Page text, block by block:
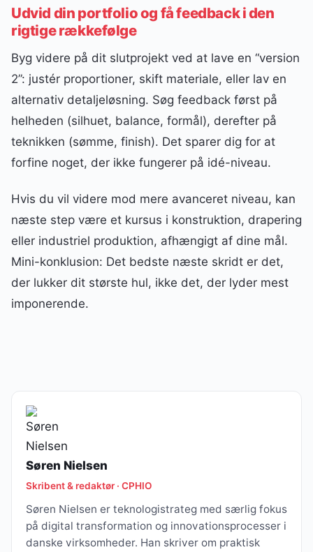
Udvid din portfolio og få feedback i den
rigtige rækkefølge
Byg videre på dit slutprojekt ved at lave en “version
2”: justér proportioner, skift materiale, eller lav en
alternativ detaljeløsning. Søg feedback først på
helheden (silhuet, balance, formål), derefter på
teknikken (sømme, finish). Det sparer dig for at
forfine noget, der ikke fungerer på idé-niveau.
Hvis du vil videre mod mere avanceret niveau, kan
næste step være et kursus i konstruktion, drapering
eller industriel produktion, afhængigt af dine mål.
Mini-konklusion: Det bedste næste skridt er det,
der lukker dit største hul, ikke det, der lyder mest
imponerende.
Søren Nielsen
Skribent & redaktør · CPHIO
Søren Nielsen er teknologistrateg med særlig fokus
på digital transformation og innovationsprocesser i
danske virksomheder. Han skriver om praktisk